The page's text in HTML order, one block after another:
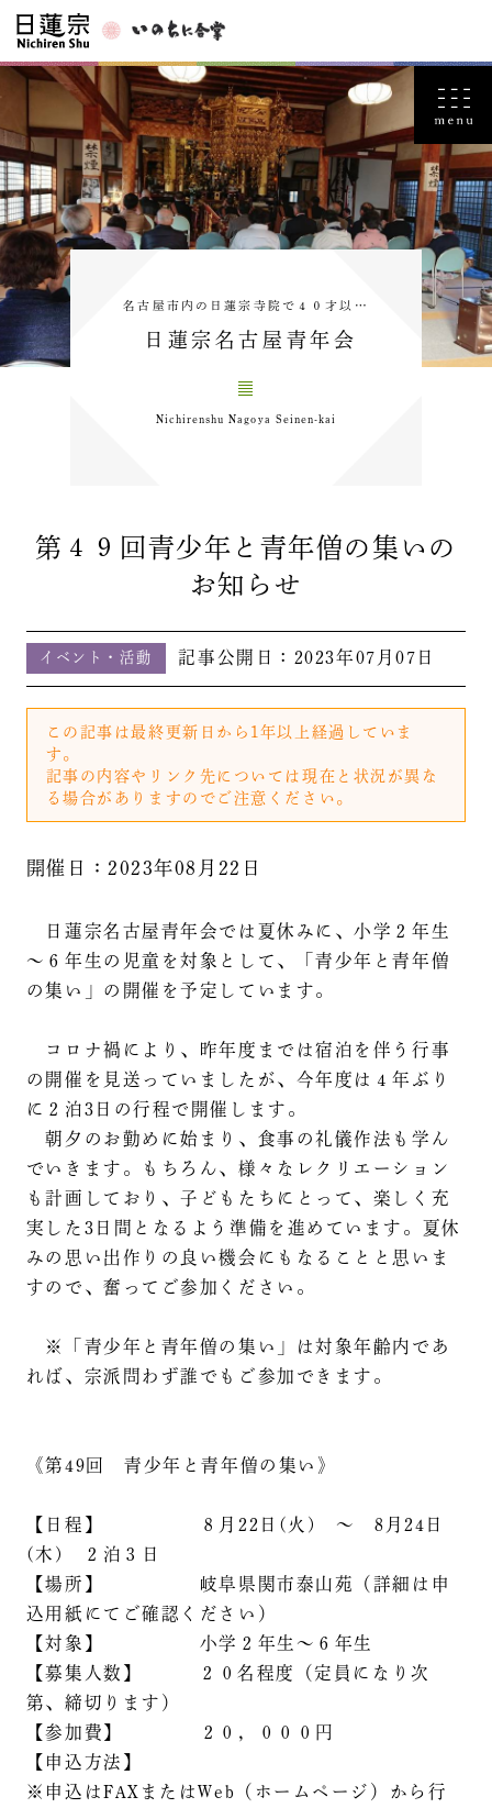
名古屋市内の日蓮宗寺院で４０才以…
日蓮宗名古屋青年会
Nichirenshu Nagoya Seinen-kai
第４９回青少年と青年僧の集いの
お知らせ
イベント・活動 記事公開日： 2023年07月07日
この記事は最終更新日から1年以上経過していま
す。
記事の内容やリンク先については現在と状況が異な
る場合がありますのでご注意ください。
開催日：2023年08月22日
日蓮宗名古屋青年会では夏休みに、小学２年生
～６年生の児童を対象として、「青少年と青年僧
の集い」の開催を予定しています。
コロナ禍により、昨年度までは宿泊を伴う行事
の開催を見送っていましたが、今年度は４年ぶり
に２泊3日の行程で開催します。
朝夕のお勤めに始まり、食事の礼儀作法も学ん
でいきます。もちろん、様々なレクリエーション
も計画しており、子どもたちにとって、楽しく充
実した3日間となるよう準備を進めています。夏休
みの思い出作りの良い機会にもなることと思いま
すので、奮ってご参加ください。
※「青少年と青年僧の集い」は対象年齢内であ
れば、宗派問わず誰でもご参加できます。
《第49回 青少年と青年僧の集い》
【日程】 ８月22日(火) ～ 8月24日
(木) ２泊３日
【場所】 岐阜県関市泰山苑（詳細は申
込用紙にてご確認ください）
【対象】 小学２年生～６年生
【募集人数】 ２０名程度（定員になり次
第、締切ります）
【参加費】 ２０，０００円
【申込方法】
※申込はFAXまたはWeb（ホームページ）から行